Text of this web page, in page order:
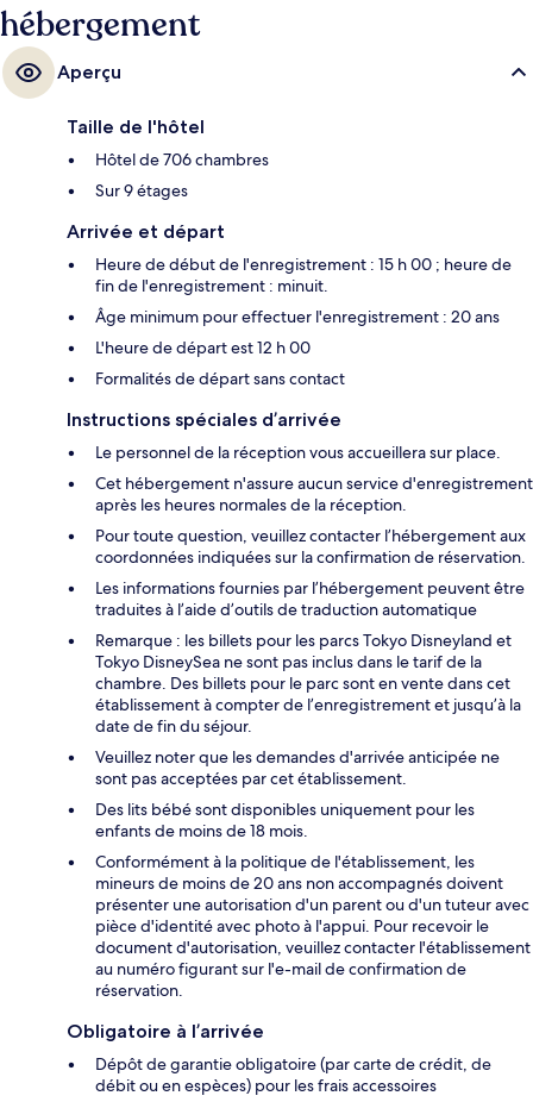
monorail Tokyo Disneyland est accessible en quelques foulées et Station
de monorail Resort Gateway se situe à 10 min à pied.
hébergement
Aperçu
Taille de l'hôtel
Hôtel de 706 chambres
Sur 9 étages
Arrivée et départ
Heure de début de l'enregistrement : 15 h 00 ; heure de
fin de l'enregistrement : minuit.
Âge minimum pour effectuer l'enregistrement : 20 ans
L'heure de départ est 12 h 00
Formalités de départ sans contact
Instructions spéciales d’arrivée
Le personnel de la réception vous accueillera sur place.
Cet hébergement n'assure aucun service d'enregistrement
après les heures normales de la réception.
Pour toute question, veuillez contacter l’hébergement aux
coordonnées indiquées sur la confirmation de réservation.
Les informations fournies par l’hébergement peuvent être
traduites à l’aide d’outils de traduction automatique
Remarque : les billets pour les parcs Tokyo Disneyland et
Tokyo DisneySea ne sont pas inclus dans le tarif de la
chambre. Des billets pour le parc sont en vente dans cet
établissement à compter de l’enregistrement et jusqu’à la
date de fin du séjour.
Veuillez noter que les demandes d'arrivée anticipée ne
sont pas acceptées par cet établissement.
Des lits bébé sont disponibles uniquement pour les
enfants de moins de 18 mois.
Conformément à la politique de l'établissement, les
mineurs de moins de 20 ans non accompagnés doivent
présenter une autorisation d'un parent ou d'un tuteur avec
pièce d'identité avec photo à l'appui. Pour recevoir le
document d'autorisation, veuillez contacter l'établissement
au numéro figurant sur l'e-mail de confirmation de
réservation.
Obligatoire à l’arrivée
Dépôt de garantie obligatoire (par carte de crédit, de
débit ou en espèces) pour les frais accessoires